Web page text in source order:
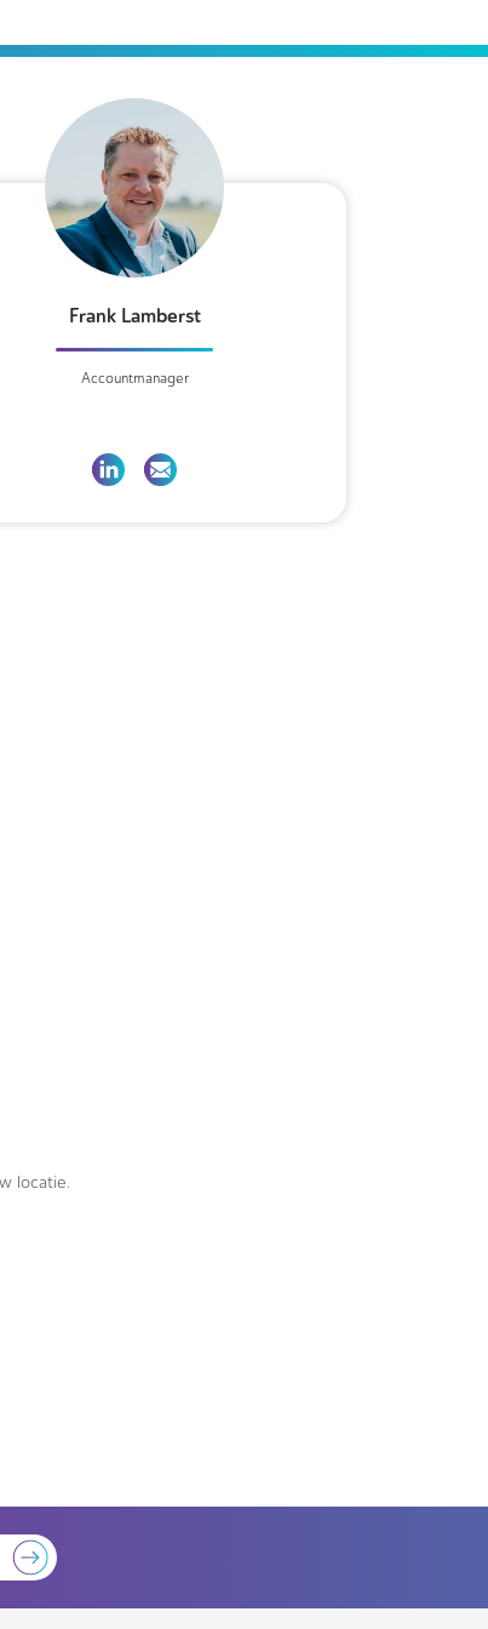
Frank Lamberst
Accountmanager
locatie.